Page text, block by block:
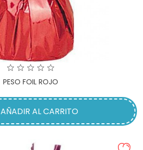
PESO FOIL ROJO
AÑADIR AL CARRITO